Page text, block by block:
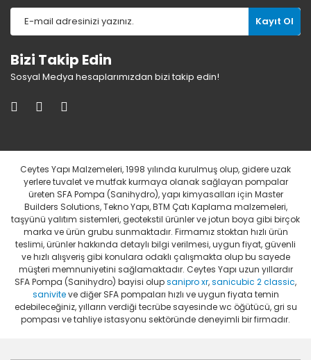
Kayıt Ol
Bizi Takip Edin
Sosyal Medya hesaplarımızdan bizi takip edin!
Ceytes Yapı Malzemeleri, 1998 yılında kurulmuş olup, gidere uzak
yerlere tuvalet ve mutfak kurmaya olanak sağlayan pompalar
üreten SFA Pompa (Sanihydro), yapı kimyasalları için Master
Builders Solutions, Tekno Yapı, BTM Çatı Kaplama malzemeleri,
taşyünü yalıtım sistemleri, geotekstil ürünler ve jotun boya gibi birçok
marka ve ürün grubu sunmaktadır. Firmamız stoktan hızlı ürün
teslimi, ürünler hakkında detaylı bilgi verilmesi, uygun fiyat, güvenli
ve hızlı alışveriş gibi konulara odaklı çalışmakta olup bu sayede
müşteri memnuniyetini sağlamaktadır. Ceytes Yapı uzun yıllardır
SFA Pompa (Sanihydro) bayisi olupsanipro xr,sanicubic 2 classic,
saniviteve diğer SFA pompaları hızlı ve uygun fiyata temin
edebileceğiniz, yılların verdiği tecrübe sayesinde wc öğütücü, gri su
pompası ve tahliye istasyonu sektöründe deneyimli bir firmadır.